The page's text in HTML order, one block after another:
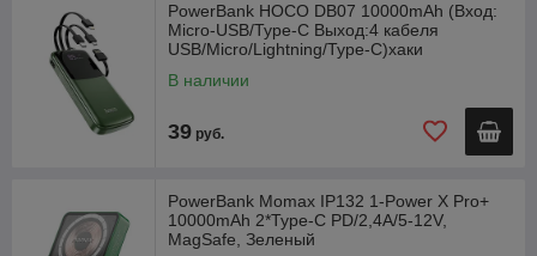
PowerBank HOCO DB07 10000mAh (Вход:
Micro-USB/Type-C Выход:4 кабеля
USB/Micro/Lightning/Type-C)хаки
В наличии
39 руб.
PowerBank Momax IP132 1-Power X Pro+
10000mAh 2*Type-C PD/2,4A/5-12V,
MagSafe, Зеленый